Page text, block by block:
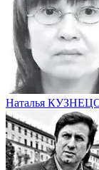
Наталья